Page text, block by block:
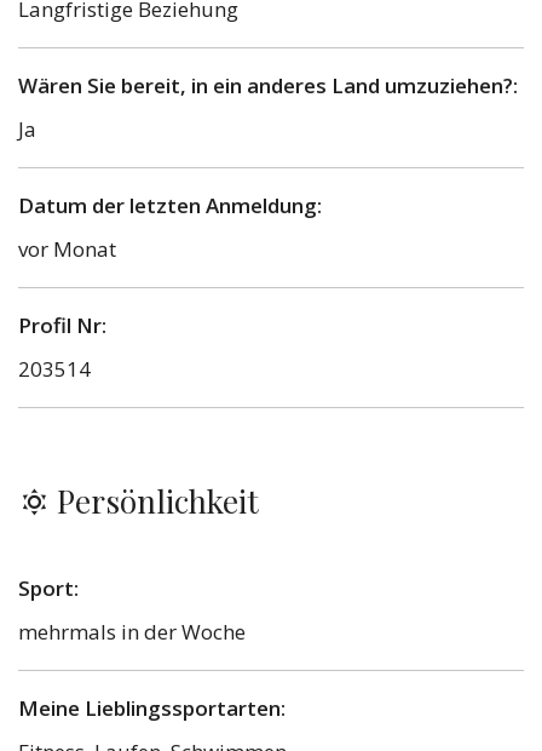
Langfristige Beziehung
Wären Sie bereit, in ein anderes Land umzuziehen?:
Ja
Datum der letzten Anmeldung:
vor Monat
Profil Nr:
203514
Persönlichkeit
Sport:
mehrmals in der Woche
Meine Lieblingssportarten: